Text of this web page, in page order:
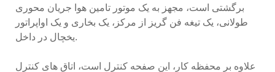
برگشتی است، مجهز به یک موتور تامین هوا جریان محوری
طولانی، یک تیغه فن گریز از مرکز، یک بخاری و یک اواپراتور
یخچال در داخل.
علاوه بر محفظه کار، این صفحه کنترل است، اتاق های کنترل